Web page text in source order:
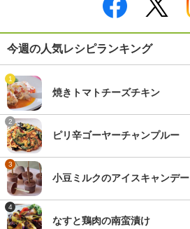
今週の人気レシピランキング
1
焼きトマトチーズチキン
2
ピリ辛ゴーヤーチャンプルー
3
小豆ミルクのアイスキャンデー
4
なすと鶏肉の南蛮漬け